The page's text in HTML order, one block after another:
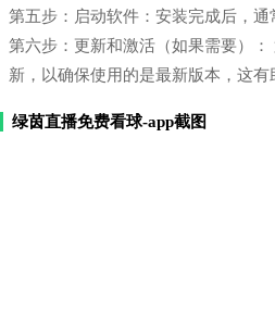
第五步：启动软件：安装完成后，
第六步：更新和激活（如果需要）
新，以确保使用的是最新版本，这
绿茵直播免费看球-app截图